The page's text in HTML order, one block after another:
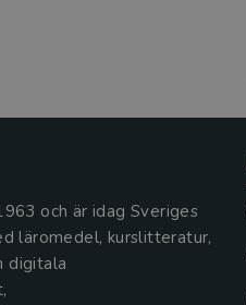
och är idag Sveriges
läromedel, kurslitteratur,
digitala